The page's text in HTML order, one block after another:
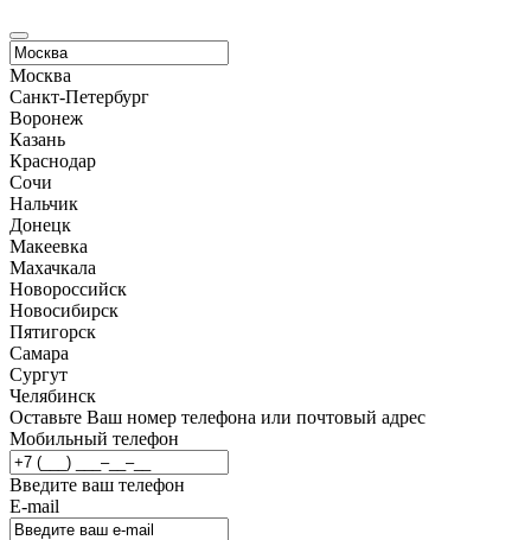
Москва
Санкт-Петербург
Воронеж
Казань
Краснодар
Сочи
Нальчик
Донецк
Макеевка
Махачкала
Новороссийск
Новосибирск
Пятигорск
Самара
Сургут
Челябинск
Оставьте Ваш номер телефона или почтовый адрес
Мобильный телефон
Введите ваш телефон
E-mail